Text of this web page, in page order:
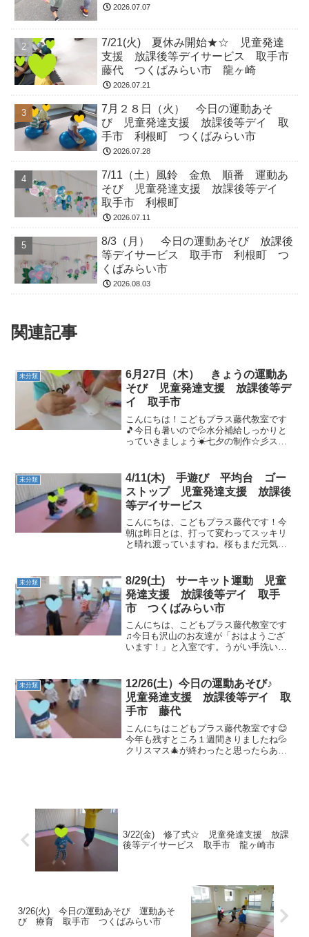
2026.07.07
7/21(火) 夏休み開始★☆ 児童発達
支援 放課後等デイサービス 取手市
藤代 つくばみらい市 龍ヶ崎
2026.07.21
7月２８日（火） 今日の運動あそ
び 児童発達支援 放課後等デイ 取
手市 利根町 つくばみらい市
2026.07.28
7/11（土）風鈴 金魚 順番 運動あ
そび 児童発達支援 放課後等デイ
取手市 利根町
2026.07.11
8/3（月） 今日の運動あそび 放課後
等デイサービス 取手市 利根町 つ
くばみらい市
2026.08.03
関連記事
未分類
6月27日（木） きょうの運動あ
そび 児童発達支援 放課後等デ
イ 取手市
こんにちは！こどもプラス藤代教室です
🎵今日も暑いので💦水分補給しっかりと
っていきましょう☀七夕の制作☆彡スズ
たらどんな色になるかな・・？」ペンで
塗ったところに違う色を塗...
未分類
4/11(木) 手遊び 平均台 ゴー
ストップ 児童発達支援 放課後
等デイサービス
こんにちは、こどもプラス藤代です！今
朝は昨日とは、打って変わってスッキリ
と晴れ渡っていますね。桜もまだ元気に
きです。「のらねこ軍団きしゃポッポ」
の本を「ニャー」「でんし...
未分類
8/29(土) サーキット運動 児童
発達支援 放課後等デイ 取手
市 つくばみらい市
こんにちは、こどもプラス藤代教室です
♫今日も沢山のお友達が「おはようござ
います！」と入室です。うがい手洗いが
午前の運動あそびは、動物さんに変身し
たり、ジャンプや平均台...
未分類
12/26(土）今日の運動あそび♪
児童発達支援 放課後等デイ 取
手市 藤代
こんにちはこどもプラス藤代教室です😊
今年も残すところ１週間きりましたね💦
クリスマス🎄が終わったと思ったらあっ
3/22(金) 修了式☆ 児童発達支援 放課
後等デイサービス 取手市 龍ヶ崎市
3/26(火) 今日の運動あそび 運動あそ
び 療育 取手市 つくばみらい市